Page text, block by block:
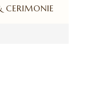
CERIMONIE